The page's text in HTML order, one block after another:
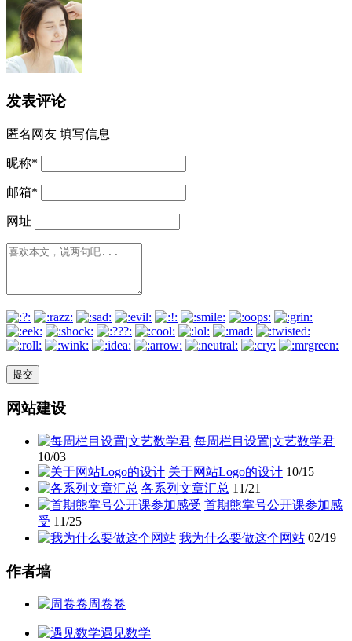
发表评论
匿名网友 填写信息
昵称*
邮箱*
网址
网站建设
每周栏目设置|文艺数学君
10/03
关于网站Logo的设计 10/15
各系列文章汇总 11/21
首期熊掌号公开课参加感
受 11/25
我为什么要做这个网站 02/19
作者墙
周卷卷
遇见数学